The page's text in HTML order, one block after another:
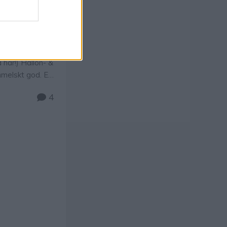
här!) Hallon- &
god. En
är
4